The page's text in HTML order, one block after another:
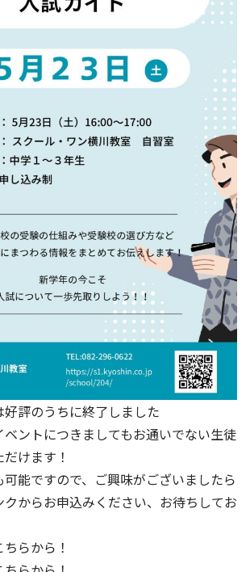
評のうちに終了しました
ベントにつきましてもお通いでない生徒
けます！
能ですので、ご興味がございましたら
からお申込みください、お待ちしてお
らから！